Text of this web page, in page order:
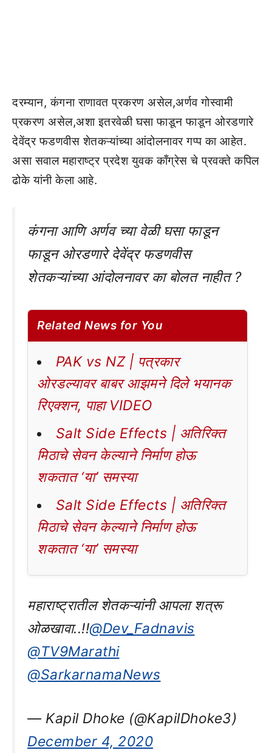
दरम्यान, कंगना राणावत प्रकरण असेल,अर्णव गोस्वामी
प्रकरण असेल,अशा इतरवेळी घसा फाडून फाडून ओरडणारे
देवेंद्र फडणवीस शेतकऱ्यांच्या आंदोलनावर गप्प का आहेत.
असा सवाल महाराष्ट्र प्रदेश युवक काँग्रेस चे प्रवक्ते कपिल
ढोके यांनी केला आहे.
कंगना आणि अर्णव च्या वेळी घसा फाडून
फाडून ओरडणारे देवेंद्र फडणवीस
शेतकऱ्यांच्या आंदोलनावर का बोलत नाहीत ?
Related News for You
PAK vs NZ | पत्रकार
ओरडल्यावर बाबर आझमने दिले भयानक
रिएक्शन, पाहा VIDEO
Salt Side Effects | अतिरिक्त
मिठाचे सेवन केल्याने निर्माण होऊ
शकतात ‘या’ समस्या
Salt Side Effects | अतिरिक्त
मिठाचे सेवन केल्याने निर्माण होऊ
शकतात ‘या’ समस्या
महाराष्ट्रातील शेतकऱ्यांनी आपला शत्रू
ओळखावा..!!@Dev_Fadnavis
@TV9Marathi
@SarkarnamaNews
— Kapil Dhoke (@KapilDhoke3)
December 4, 2020